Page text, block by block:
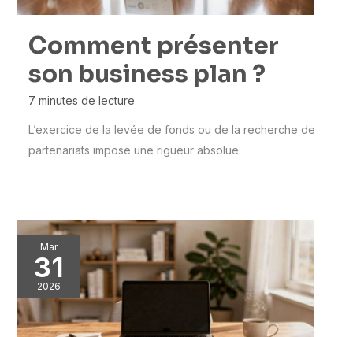
Comment présenter
son business plan ?
7 minutes de lecture
L’exercice de la levée de fonds ou de la recherche de
partenariats impose une rigueur absolue
Mar
31
2026